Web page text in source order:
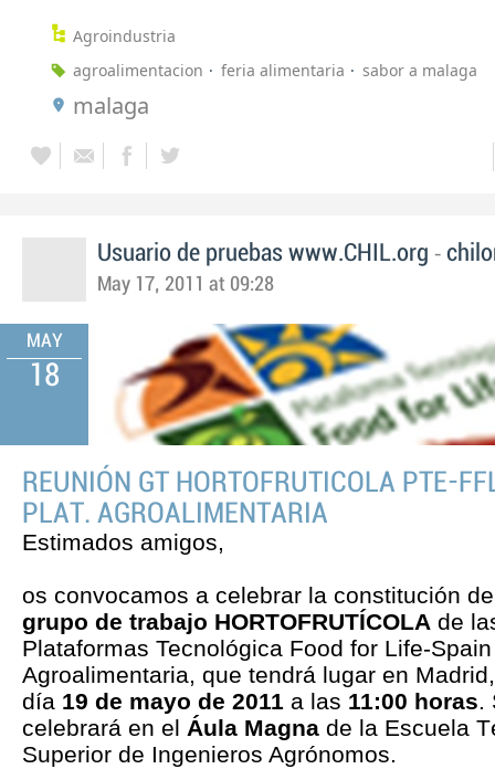
Agroindustria
agroalimentacion
feria alimentaria sabor a malaga
malaga
Usuario de pruebas www.CHIL.org -
May 17, 2011 at 09:28
MAY
18
REUNIÓN GT HORTOFRUTICOLA PTE-
PLAT. AGROALIMENTARIA
Estimados amigos,
os convocamos a celebrar la constitución
grupo de trabajo HORTOFRUTÍCOLA de
Plataformas Tecnológica Food for Life-
Agroalimentaria, que tendrá lugar en
día 19 de mayo de 2011 a las 11:00 horas.
celebrará en el Áula Magna de la Escuela
Superior de Ingenieros Agrónomos.